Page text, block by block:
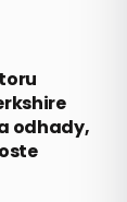
odhady,